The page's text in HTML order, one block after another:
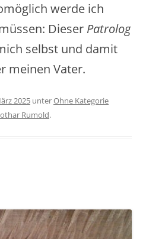
werde ich
Dieser Patrolog
selbst und damit
meinen Vater.
2025 unterOhne Kategorie
Rumold.